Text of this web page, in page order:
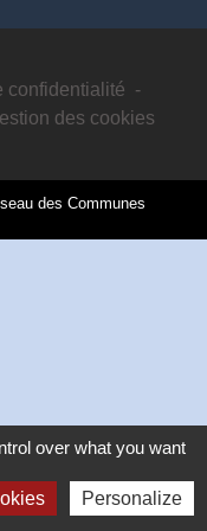
confidentialité -
des cookies
des Communes
over what you want
Personalize